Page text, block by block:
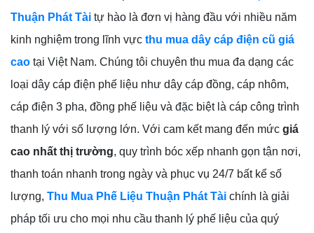
Thuận Phát Tài tự hào là đơn vị hàng đầu với nhiều năm
kinh nghiệm trong lĩnh vực thu mua dây cáp điện cũ giá
cao tại Việt Nam. Chúng tôi chuyên thu mua đa dạng các
loại dây cáp điện phế liệu như dây cáp đồng, cáp nhôm,
cáp điện 3 pha, đồng phế liệu và đặc biệt là cáp công trình
thanh lý với số lượng lớn. Với cam kết mang đến mức giá
cao nhất thị trường, quy trình bóc xếp nhanh gọn tận nơi,
thanh toán nhanh trong ngày và phục vụ 24/7 bất kể số
lượng, Thu Mua Phế Liệu Thuận Phát Tài chính là giải
pháp tối ưu cho mọi nhu cầu thanh lý phế liệu của quý